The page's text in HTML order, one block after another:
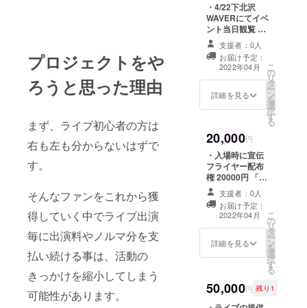
プロジェクトをや
ろうと思った理由
まず、ライブ初心者の方は
右も左も分からないはずで
す。
そんなファンをこれから獲
得していく中でライブ出演
毎に出演料やノルマ分を支
払い続ける事は、活動の
きっかけを縮小してしまう
可能性があります。
・4/22下北沢
WAVERにてイベ
ント当日観覧 前
列横 マネー
ジャーシート
5000円[限定5席]
当日の案内をお
送り[4/19にお送
り]します。
支援者：0人
お届け予定：
2022年04月
詳細を見る
こ
の
リ
タ
ー
ン
を
選
択
す
る
20,000円
・入場時に宣伝
フライヤー配布
権 20000円 「フ
ライヤーや配布
物は必ず当日に
間に合う様にお
送り下さい(送料
は負担願いま
す)」
支援者：0人
お届け予定：
2022年04月
詳細を見る
こ
の
リ
タ
ー
ン
を
選
択
す
る
50,000円 残り1